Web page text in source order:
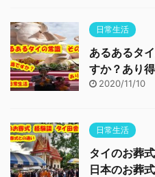
日常生活
あるあるタ
すか？あり
2020/11/10
日常生活
タイのお葬
日本のお葬